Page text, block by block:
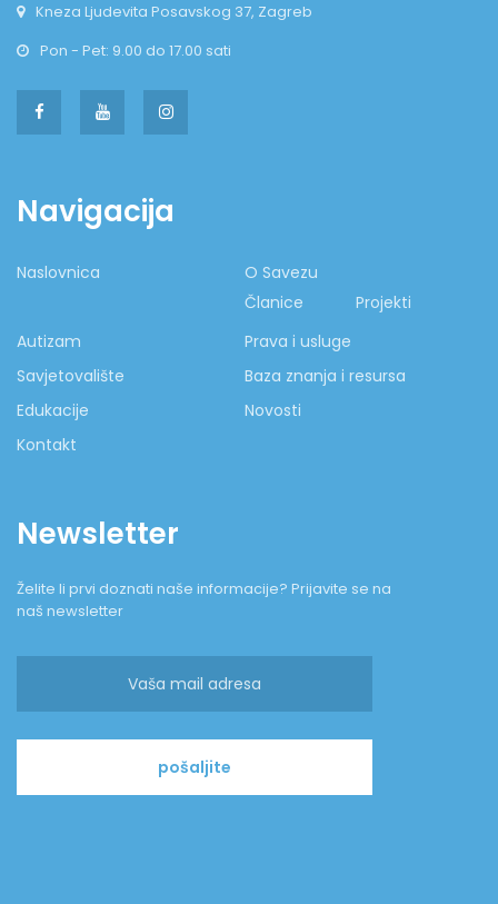
Kneza Ljudevita Posavskog 37, Zagreb
Pon - Pet: 9.00 do 17.00 sati
Navigacija
Naslovnica
O Savezu
Članice
Projekti
Autizam
Prava i usluge
Savjetovalište
Baza znanja i resursa
Edukacije
Novosti
Kontakt
Newsletter
Želite li prvi doznati naše informacije? Prijavite se na
naš newsletter
pošaljite